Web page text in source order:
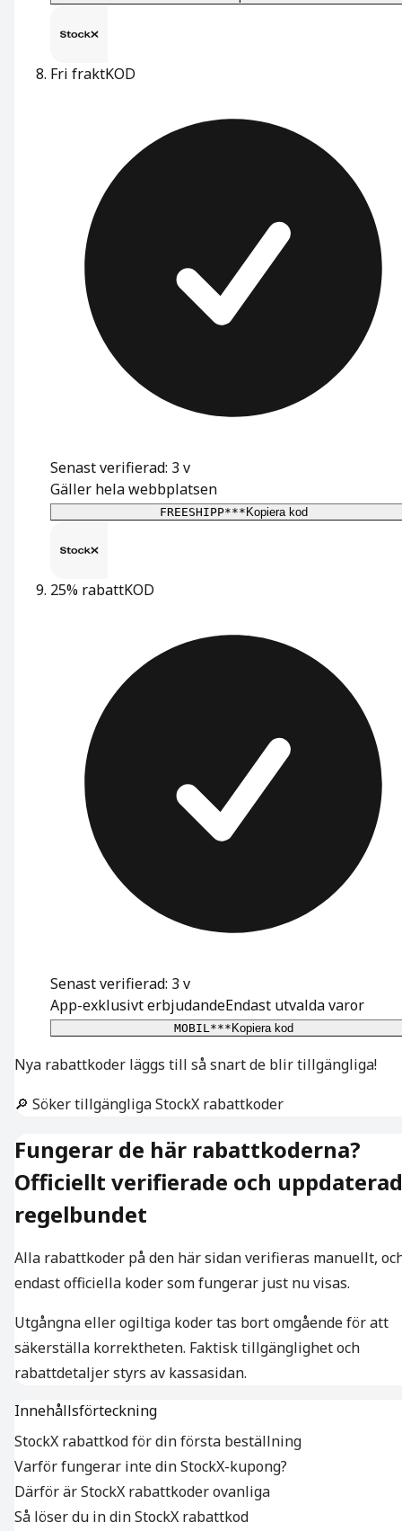
Fri fraktKOD
Senast verifierad: 3 v
Gäller hela webbplatsen
FREESHIPP***Kopiera kod
25% rabattKOD
Senast verifierad: 3 v
App-exklusivt erbjudandeEndast utvalda varor
MOBIL***Kopiera kod
Nya rabattkoder läggs till så snart de blir tillgängliga!
🔎 Söker tillgängliga StockX rabattkoder
Fungerar de här rabattkoderna?
Officiellt verifierade och
regelbundet
Alla rabattkoder på den här sidan verifieras manuellt,
endast officiella koder som fungerar just nu visas.
Utgångna eller ogiltiga koder tas bort omgående för att
säkerställa korrektheten. Faktisk tillgänglighet och
rabattdetaljer styrs av kassasidan.
Innehållsförteckning
StockX rabattkod för din första beställning
Varför fungerar inte din StockX-kupong?
Därför är StockX rabattkoder ovanliga
Så löser du in din StockX rabattkod